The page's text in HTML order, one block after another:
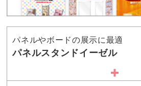
パネルやボードの展示に最適
パネルスタンドイーゼル